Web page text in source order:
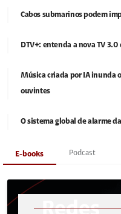
Cabos submarinos podem
DTV+: entenda a nova TV 3.0
Música criada por IA inunda
ouvintes
O sistema global de alarme
E-books Podcast